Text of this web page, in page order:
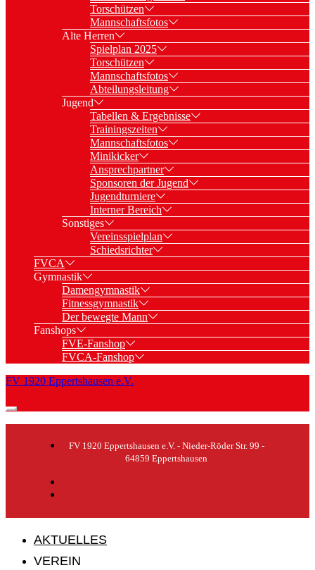
Torschützen
Mannschaftsfotos
Alte Herren
Spielplan 2025
Torschützen
Mannschaftsfotos
Abteilungsleitung
Jugend
Tabellen & Ergebnisse
Trainingszeiten
Mannschaftsfotos
Minikicker
Ansprechpartner
Sponsoren der Jugend
Jugendturniere
Interner Bereich
Sonstiges
Vereinsspielplan
Schiedsrichter
FVCA
Gymnastik
Damengymnastik
Fitnessgymnastik
Der bewegte Mann
Fanshops
FVE-Fanshop
FVCA-Fanshop
FV 1920 Eppertshausen e.V.
FV 1920 Eppertshausen e.V. - Nieder-Röder Str. 99 -
64859 Eppertshausen
AKTUELLES
VEREIN